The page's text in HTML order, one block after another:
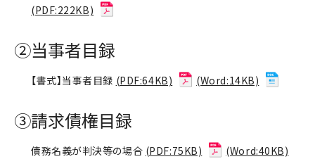
(PDF:222KB)
②当事者目録
【書式】当事者目録 (PDF:64KB) (Word:14KB)
③請求債権目録
債務名義が判決等の場合 (PDF:75KB) (Word:40KB)